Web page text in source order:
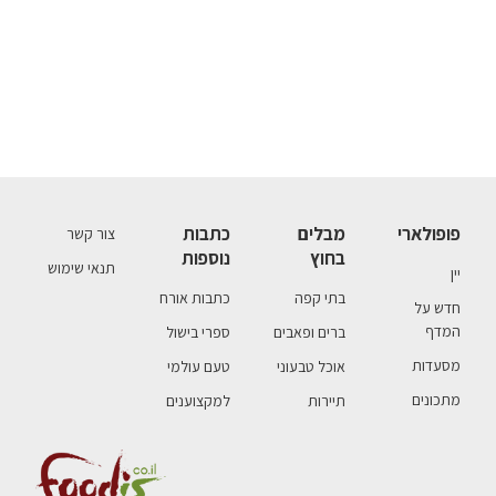
פופולארי
יין
חדש על
המדף
מסעדות
מתכונים
מבלים
בחוץ
בתי קפה
ברים ופאבים
אוכל טבעוני
תיירות
כתבות
נוספות
כתבות אורח
ספרי בישול
טעם עולמי
למקצוענים
צור קשר
תנאי שימוש